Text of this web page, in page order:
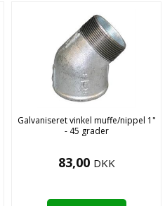
Galvaniseret vinkel muffe/nippel 1"
- 45 grader
83,00 DKK